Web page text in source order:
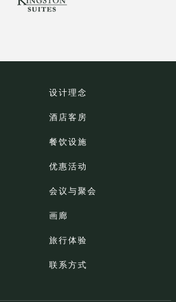
设计理念
酒店客房
餐饮设施
优惠活动
会议与聚会
画廊
旅行体验
联系方式